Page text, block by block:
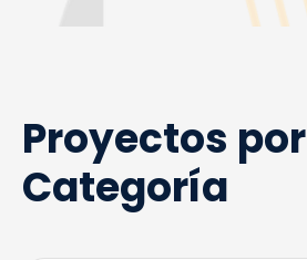
Proyectos por
Categoría